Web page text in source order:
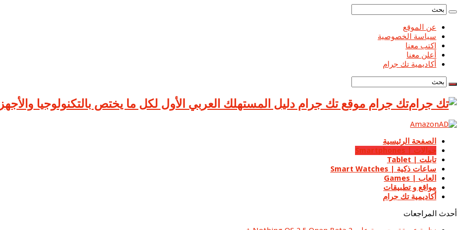
عن الموقع
سياسة الخصوصية
اكتب معنا
أعلن معنا
أكاديمية تك جرام
تك جرام موقع تك جرام دليل المستهلك العربي الأول لكل ما يختص بالتكنولوجيا
الصفحة الرئيسية
جوالات | Smartphones
تابلت | Tablet
ساعات ذكية | Smart Watches
العاب | Games
مواقع و تطبيقات
أكاديمية تك جرام
أحدث المراجعات